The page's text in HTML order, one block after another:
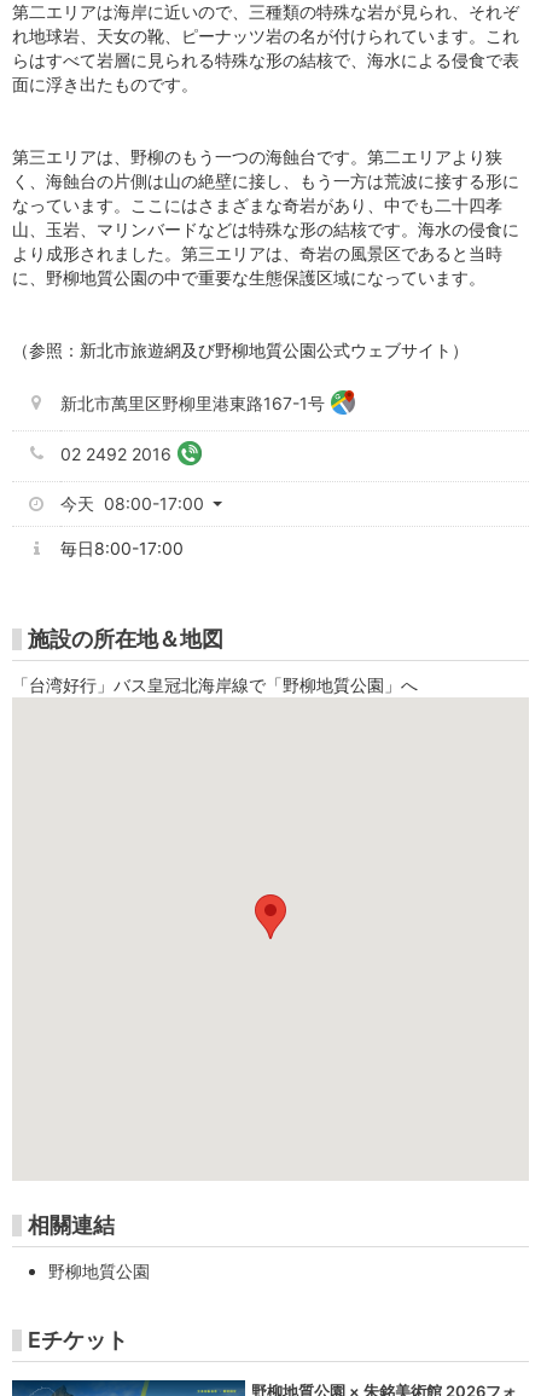
第二エリアは海岸に近いので、三種類の特殊な岩が見られ、それぞ
れ地球岩、天女の靴、ピーナッツ岩の名が付けられています。これ
らはすべて岩層に見られる特殊な形の結核で、海水による侵食で表
面に浮き出たものです。
第三エリアは、野柳のもう一つの海蝕台です。第二エリアより狭
く、海蝕台の片側は山の絶壁に接し、もう一方は荒波に接する形に
なっています。ここにはさまざまな奇岩があり、中でも二十四孝
山、玉岩、マリンバードなどは特殊な形の結核です。海水の侵食に
より成形されました。第三エリアは、奇岩の風景区であると当時
に、野柳地質公園の中で重要な生態保護区域になっています。
（参照：新北市旅遊網及び野柳地質公園公式ウェブサイト）
新北市萬里区野柳里港東路167-1号
02 2492 2016
今天 08:00-17:00
毎日8:00-17:00
施設の所在地＆地図
「台湾好行」バス皇冠北海岸線で「野柳地質公園」へ
相關連結
野柳地質公園
Eチケット
野柳地質公園 × 朱銘美術館 2026フォ